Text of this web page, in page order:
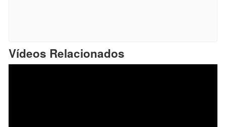
Vídeos Relacionados